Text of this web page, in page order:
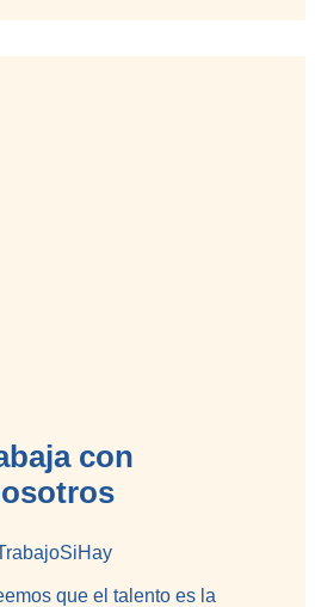
con
que el talento es la